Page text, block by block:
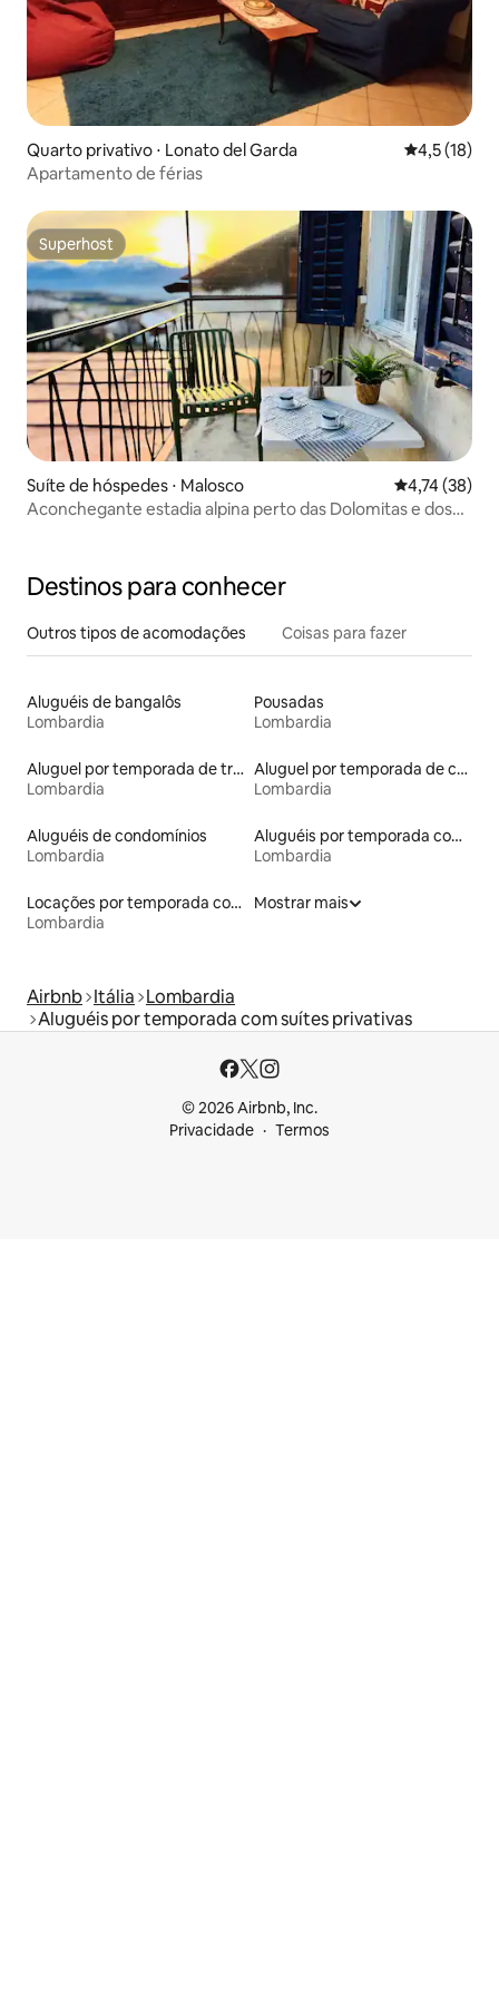
Quarto privativo ⋅ Lonato del Garda 4,5 de uma
4,5 (18)
Apartamento de férias
Superhost
Superhost
Suíte de hóspedes ⋅ Malosco 4,74 de uma
4,74 (38)
Aconchegante estadia alpina perto das Dolomitas e dos
Destinos para conhecer
Outros tipos de acomodações Coisas para fazer
Aluguéis de bangalôs
Lombardia
Pousadas
Lombardia
Aluguel por temporada de trailers
Lombardia
Aluguel por temporada de castelos
Lombardia
Aluguéis de condomínios
Lombardia
Aluguéis por temporada com caiaque
Lombardia
Locações por temporada com piscina
Lombardia
Mostrar mais
Airbnb Itália Lombardia
Aluguéis por temporada com suítes privativas
© 2026 Airbnb, Inc.
Privacidade
Termos